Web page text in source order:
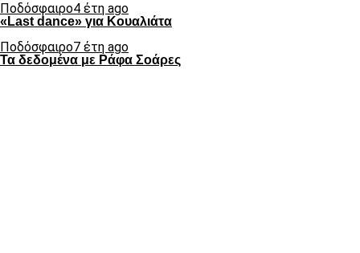
Ποδόσφαιρο4 έτη ago
«Last dance» για Κουαλιάτα
Ποδόσφαιρο7 έτη ago
Τα δεδομένα με Ράφα Σοάρες